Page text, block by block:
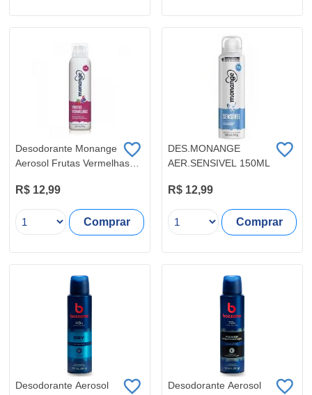
Desodorante Monange
Aerosol Frutas Vermelhas
R$ 12,99
Comprar
DES.MONANGE
AER.SENSIVEL 150ML
R$ 12,99
Comprar
Desodorante Aerosol
Desodorante Aerosol